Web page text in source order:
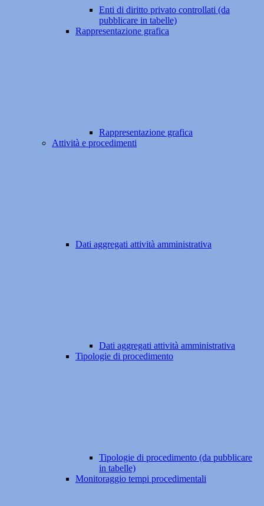
Enti di diritto privato controllati (da
pubblicare in tabelle)
Rappresentazione grafica
Rappresentazione grafica
Attività e procedimenti
Dati aggregati attività amministrativa
Dati aggregati attività amministrativa
Tipologie di procedimento
Tipologie di procedimento (da pubblicare
in tabelle)
Monitoraggio tempi procedimentali